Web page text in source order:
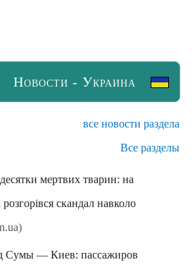
Новости - Украина
все новости раздела
Все разделы
мертвих тварин: на
скандал навколо
Сумы — Киев: пассажиров